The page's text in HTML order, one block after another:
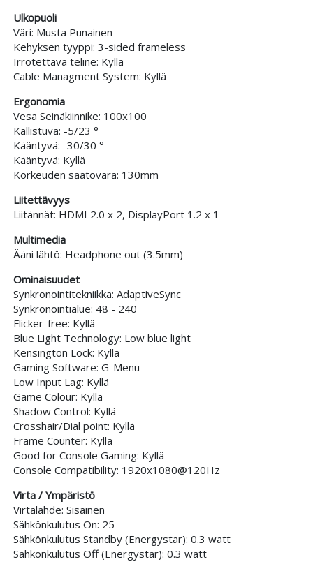
Ulkopuoli
Väri: Musta Punainen
Kehyksen tyyppi: 3-sided frameless
Irrotettava teline: Kyllä
Cable Managment System: Kyllä
Ergonomia
Vesa Seinäkiinnike: 100x100
Kallistuva: -5/23 °
Kääntyvä: -30/30 °
Kääntyvä: Kyllä
Korkeuden säätövara: 130mm
Liitettävyys
Liitännät: HDMI 2.0 x 2, DisplayPort 1.2 x 1
Multimedia
Ääni lähtö: Headphone out (3.5mm)
Ominaisuudet
Synkronointitekniikka: AdaptiveSync
Synkronointialue: 48 - 240
Flicker-free: Kyllä
Blue Light Technology: Low blue light
Kensington Lock: Kyllä
Gaming Software: G-Menu
Low Input Lag: Kyllä
Game Colour: Kyllä
Shadow Control: Kyllä
Crosshair/Dial point: Kyllä
Frame Counter: Kyllä
Good for Console Gaming: Kyllä
Console Compatibility: 1920x1080@120Hz
Virta / Ympäristö
Virtalähde: Sisäinen
Sähkönkulutus On: 25
Sähkönkulutus Standby (Energystar): 0.3 watt
Sähkönkulutus Off (Energystar): 0.3 watt